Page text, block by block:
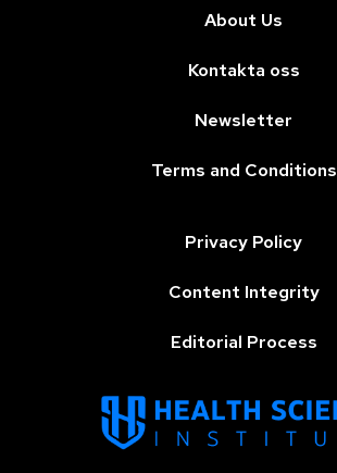
About Us
Kontakta oss
Newsletter
Terms and Conditions
Privacy Policy
Content Integrity
Editorial Process